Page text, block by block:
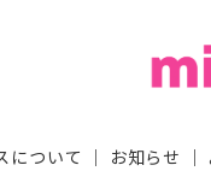
について ｜ お知らせ ｜